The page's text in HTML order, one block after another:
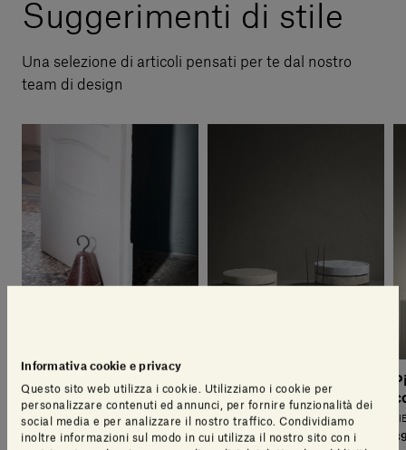
Informativa cookie e privacy
Questo sito web utilizza i cookie. Utilizziamo i cookie per
personalizzare contenuti ed annunci, per fornire funzionalità dei
social media e per analizzare il nostro traffico. Condividiamo
inoltre informazioni sul modo in cui utilizza il nostro sito con i
Suggerimenti di stile
Una selezione di articoli pensati per te dal nostro
team di design
Pietra L06 Fermaporta
PIERO LISSONI
350,00€
Pietra L11 Portaincenso
PIERO LISSONI
325,00€